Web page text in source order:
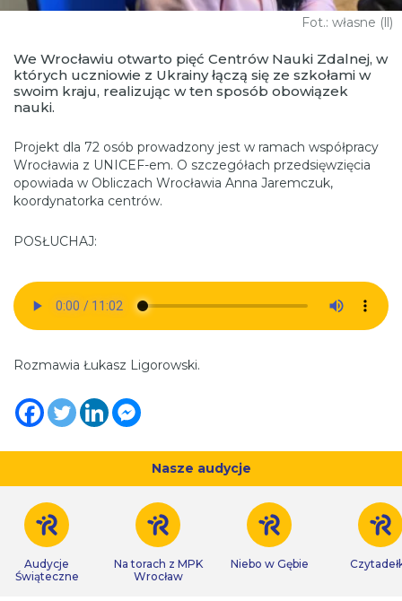
Fot.: własne (ll)
We Wrocławiu otwarto pięć Centrów Nauki Zdalnej, w
których uczniowie z Ukrainy łączą się ze szkołami w
swoim kraju, realizując w ten sposób obowiązek
nauki.
Projekt dla 72 osób prowadzony jest w ramach współpracy
Wrocławia z UNICEF-em. O szczegółach przedsięwzięcia
opowiada w Obliczach Wrocławia Anna Jaremczuk,
koordynatorka centrów.
POSŁUCHAJ:
Rozmawia Łukasz Ligorowski.
Nasze audycje
Audycje
Świąteczne
Na torach z MPK
Wrocław
Niebo w Gębie